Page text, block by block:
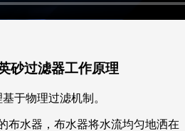
砂过滤器工作原理
于物理过滤机制。
布水器，布水器将水流均匀地洒在